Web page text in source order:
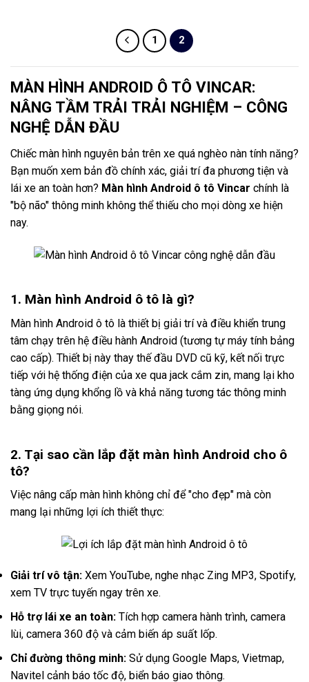
1 2
MÀN HÌNH ANDROID Ô TÔ VINCAR:
NÂNG TẦM TRẢI TRẢI NGHIỆM – CÔNG
NGHỆ DẪN ĐẦU
Chiếc màn hình nguyên bản trên xe quá nghèo nàn tính năng?
Bạn muốn xem bản đồ chính xác, giải trí đa phương tiện và
lái xe an toàn hơn? Màn hình Android ô tô Vincar chính là
"bộ não" thông minh không thể thiếu cho mọi dòng xe hiện
nay.
1. Màn hình Android ô tô là gì?
Màn hình Android ô tô là thiết bị giải trí và điều khiển trung
tâm chạy trên hệ điều hành Android (tương tự máy tính bảng
cao cấp). Thiết bị này thay thế đầu DVD cũ kỹ, kết nối trực
tiếp với hệ thống điện của xe qua jack cắm zin, mang lại kho
tàng ứng dụng khổng lồ và khả năng tương tác thông minh
bằng giọng nói.
2. Tại sao cần lắp đặt màn hình Android cho ô
tô?
Việc nâng cấp màn hình không chỉ để "cho đẹp" mà còn
mang lại những lợi ích thiết thực:
Giải trí vô tận: Xem YouTube, nghe nhạc Zing MP3, Spotify,
xem TV trực tuyến ngay trên xe.
Hỗ trợ lái xe an toàn: Tích hợp camera hành trình, camera
lùi, camera 360 độ và cảm biến áp suất lốp.
Chỉ đường thông minh: Sử dụng Google Maps, Vietmap,
Navitel cảnh báo tốc độ, biển báo giao thông.